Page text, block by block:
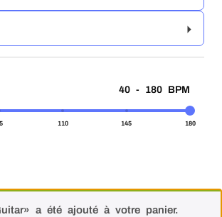
40 - 180 BPM
110 145 180
a été ajouté à votre panier.